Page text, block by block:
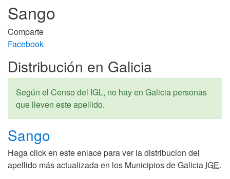
Sango
Comparte
Facebook
Distribución en Galicia
Según el Censo del IGL, no hay en Galicia personas
que lleven este apellido.
Sango
Haga click en este enlace para ver la distribucion del
apellido más actualizada en los Municipios de Galicia IGE.